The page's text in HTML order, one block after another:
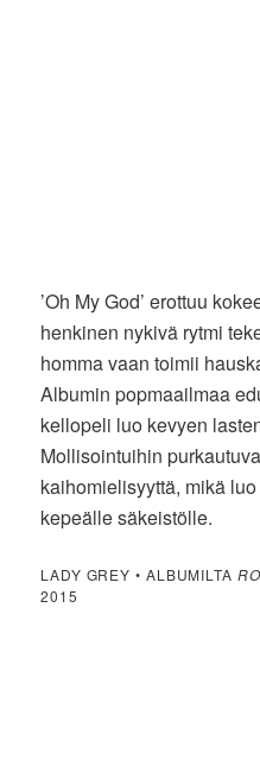
’Oh My God’ erottuu
henkinen nykivä rytmi
homma vaan toimii
Albumin popmaailmaa
kellopeli luo kevyen
Mollisointuihin
kaihomielisyyttä, mikä
kepeälle säkeistölle.
LADY GREY • ALBUMILTA
2015